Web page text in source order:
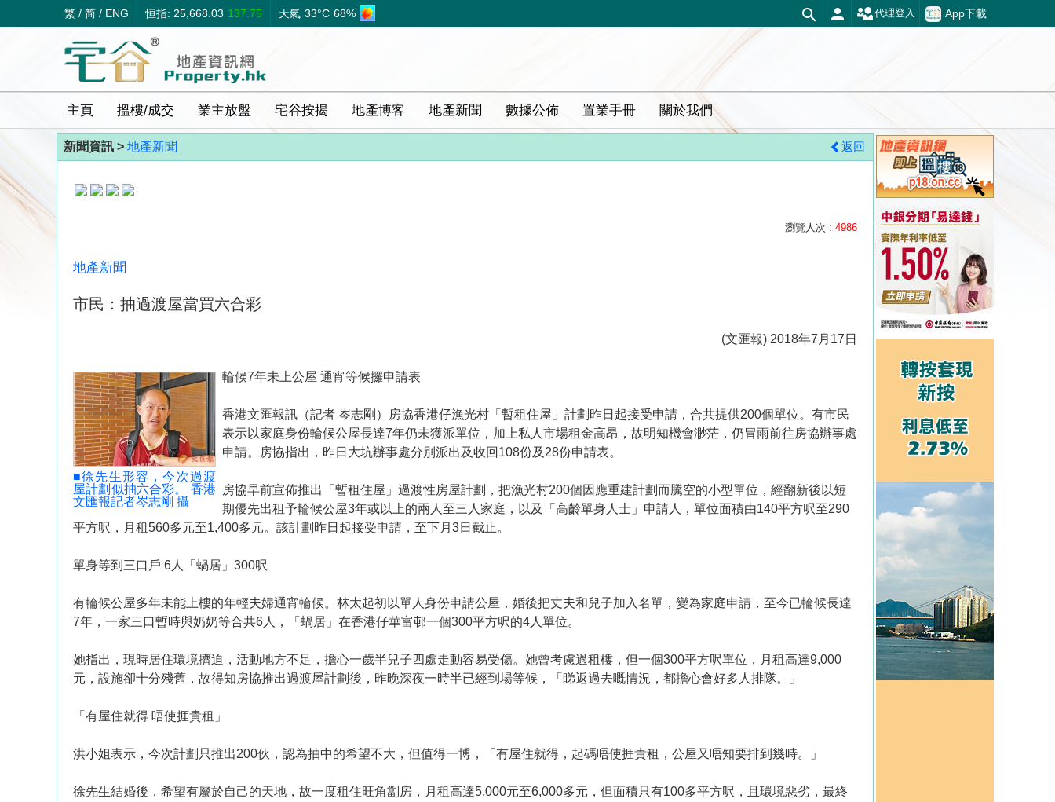
繁 / 简 / ENG 恒指: 25,668.03 137.75 天氣 33°C 68% App下載
代理登入
主頁 搵樓/成交 業主放盤 宅谷按揭 地產博客 地產新聞 數據公佈 置業手冊 關於我們
新聞資訊 > 地產新聞 返回
瀏覽人次 : 4986
地產新聞
市民：抽過渡屋當買六合彩
(文匯報) 2018年7月17日
■徐先生形容，今次過渡
屋計劃似抽六合彩。 香港
文匯報記者岑志剛 攝
輪候7年未上公屋 通宵等候攞申請表
香港文匯報訊（記者 岑志剛）房協香港仔漁光村「暫租住屋」計劃昨日起接受申請，合共提供200個單位。有市民
表示以家庭身份輪候公屋長達7年仍未獲派單位，加上私人市場租金高昂，故明知機會渺茫，仍冒雨前往房協辦事處
申請。房協指出，昨日大坑辦事處分別派出及收回108份及28份申請表。
房協早前宣佈推出「暫租住屋」過渡性房屋計劃，把漁光村200個因應重建計劃而騰空的小型單位，經翻新後以短
期優先出租予輪候公屋3年或以上的兩人至三人家庭，以及「高齡單身人士」申請人，單位面積由140平方呎至290
平方呎，月租560多元至1,400多元。該計劃昨日起接受申請，至下月3日截止。
單身等到三口戶 6人「蝸居」300呎
有輪候公屋多年未能上樓的年輕夫婦通宵輪候。林太起初以單人身份申請公屋，婚後把丈夫和兒子加入名單，變為家庭申請，至今已輪候長達
7年，一家三口暫時與奶奶等合共6人，「蝸居」在香港仔華富邨一個300平方呎的4人單位。
她指出，現時居住環境擠迫，活動地方不足，擔心一歲半兒子四處走動容易受傷。她曾考慮過租樓，但一個300平方呎單位，月租高達9,000
元，設施卻十分殘舊，故得知房協推出過渡屋計劃後，昨晚深夜一時半已經到場等候，「睇返過去嘅情況，都擔心會好多人排隊。」
「有屋住就得 唔使捱貴租」
洪小姐表示，今次計劃只推出200伙，認為抽中的希望不大，但值得一博，「有屋住就得，起碼唔使捱貴租，公屋又唔知要排到幾時。」
徐先生結婚後，希望有屬於自己的天地，故一度租住旺角劏房，月租高達5,000元至6,000多元，但面積只有100多平方呎，且環境惡劣，最終